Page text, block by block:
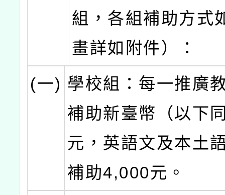
組，各組補助方式
畫詳如附件）：
(一) 學校組：每一推廣
補助新臺幣（以下
元，英語文及本土
補助4,000元。